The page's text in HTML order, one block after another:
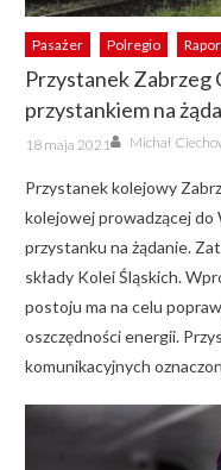
Pasażer Polregio
Przystanek Zabrzeg
przystankiem na
Posted
on
18 maja 2021 Author
Michał
Przystanek kolejowy
kolejowej prowadzącej do
przystanku na żądanie.
składy Kolei Śląskich.
postoju ma na celu
oszczędności energii.
komunikacyjnych